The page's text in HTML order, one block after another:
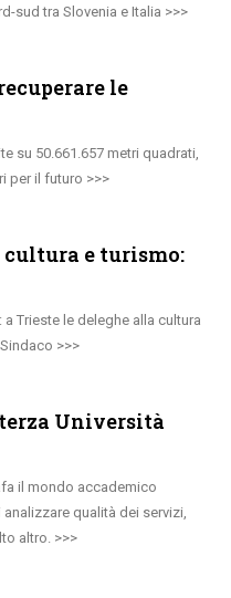
sud tra Slovenia e Italia
le
su 50.661.657 metri quadrati,
per il futuro
cultura e turismo:
Trieste le deleghe alla cultura
Università
il mondo accademico
qualità dei servizi,
altro.